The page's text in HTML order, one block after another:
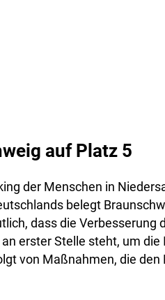
auf Platz 5
der Menschen in
belegt
dass die
erster Stelle steht, um
von Maßnahmen, die